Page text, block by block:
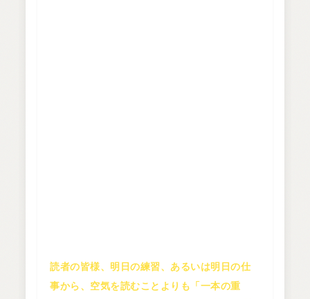
読者の皆様、明日の練習、あるいは明日の仕
事から、空気を読むことよりも「一本の重